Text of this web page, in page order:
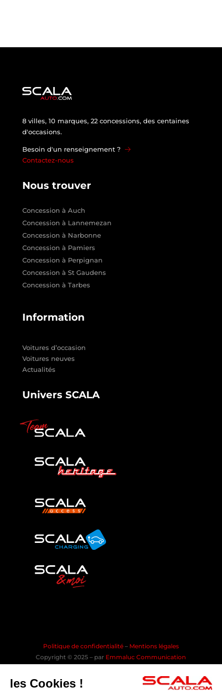
8 villes, 10 marques, 22 concessions, des centaines
d'occasions.
Besoin d'un renseignement ?
Contactez-nous
Nous trouver
Concession à Auch
Concession à Lannemezan
Concession à Narbonne
Concession à Pamiers
Concession à Perpignan
Concession à St Gaudens
Concession à Tarbes
Information
Voitures d’occasion
Voitures neuves
Actualités
Univers SCALA
Politique de confidentialité – Mentions légales
Copyright © 2025 – par Emmaluc Communication
les Cookies !